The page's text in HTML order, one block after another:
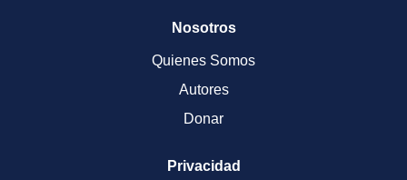
Nosotros
Quienes Somos
Autores
Donar
Privacidad